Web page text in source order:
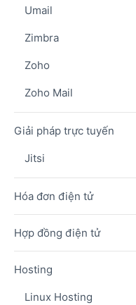
Umail
Zimbra
Zoho
Zoho Mail
Giải pháp trực tuyến
Jitsi
Hóa đơn điện tử
Hợp đồng điện tử
Hosting
Linux Hosting